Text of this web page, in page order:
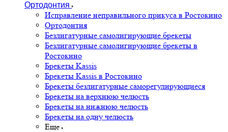
Ортодонтия
Исправление неправильного прикуса в Ростокино
Ортодонтия
Безлигатурные самолигирующие брекеты
Безлигатурные самолигирующие брекеты в
Ростокино
Брекеты Kassis
Брекеты Kassis в Ростокино
Брекеты безлигатурные саморегулирующиеся
Брекеты на верхнюю челюсть
Брекеты на нижнюю челюсть
Брекеты на одну челюсть
Еще